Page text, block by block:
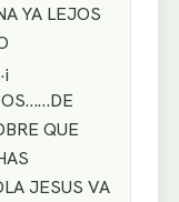
YA LEJOS
QUE
JESUS VA